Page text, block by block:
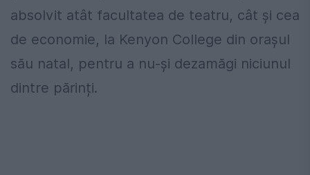
absolvit atât facultatea de teatru, cât și cea
de economie, la Kenyon College din orașul
său natal, pentru a nu-și dezamăgi niciunul
dintre părinți.